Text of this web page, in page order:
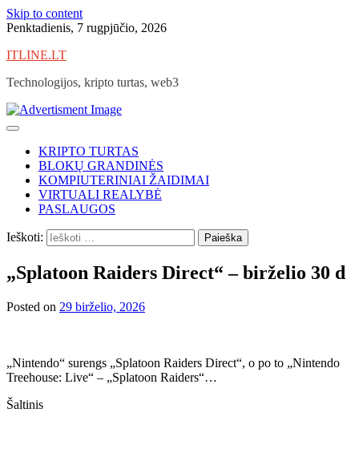
Skip to content
Penktadienis, 7 rugpjūčio, 2026
ITLINE.LT
Technologijos, kripto turtas, web3
KRIPTO TURTAS
BLOKŲ GRANDINĖS
KOMPIUTERINIAI ŽAIDIMAI
VIRTUALI REALYBĖ
PASLAUGOS
Ieškoti:
„Splatoon Raiders Direct“ – birželio 30 d
Posted on 29 birželio, 2026
„Nintendo“ surengs „Splatoon Raiders Direct“, o po to „Nintendo
Treehouse: Live“ – „Splatoon Raiders“…
Šaltinis